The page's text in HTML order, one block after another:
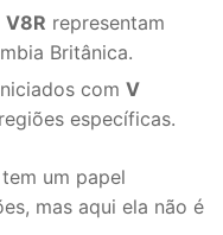
V8R representam
Britânica.
com V
específicas.
tem um papel
mas aqui ela não é